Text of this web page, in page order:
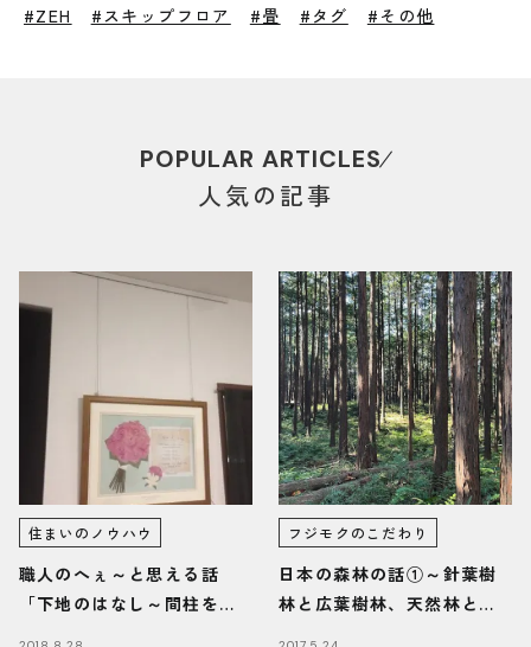
#ZEH
#スキップフロア #畳 #タグ #その他
POPULAR ARTICLES
人気の記事
住まいのノウハウ
職人のへぇ～と思える話
「下地のはなし～間柱を見
フジモクのこだわり
日本の森林の話①～針葉樹
林と広葉樹林、天然林と人